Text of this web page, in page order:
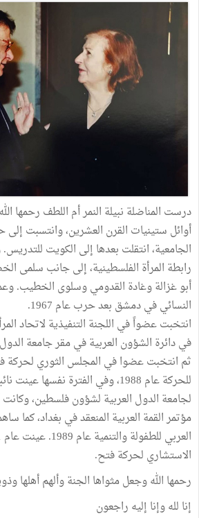
درست المناضلة نبيلة النمر أم اللطف رحمها
أوائل ستينيات القرن العشرين، وانتسبت إلى
الجامعية، انتقلت بعدها إلى الكويت
رابطة المرأة الفلسطينية، إلى جانب سلمى
أبو غزالة وغادة القدومي وسلوى الخطيب.
النسائي في دمشق بعد حرب عام 1967.
انتخبت عضواً في اللجنة التنفيذية لاتحاد
ثم انتخبت عضوا في المجلس الثوري لحركة
للحركة عام 1988، وفي الفترة نفسها
لجامعة الدول العربية لشؤون فلسطين،
مؤتمر القمة العربية المنعقد في بغداد،
الاستشاري لحركة فتح.
رحمها الله وجعل مثواها الجنة وألهم أهلها
إنا لله وإنا إليه راجعون